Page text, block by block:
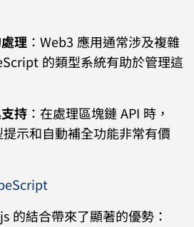
理 ：Web3 應用通常涉及複雜
的類型系統有助於管理這
持 ：在處理區塊鏈 API 時，
示和自動補全功能非常有價
的結合帶來了顯著的優勢：